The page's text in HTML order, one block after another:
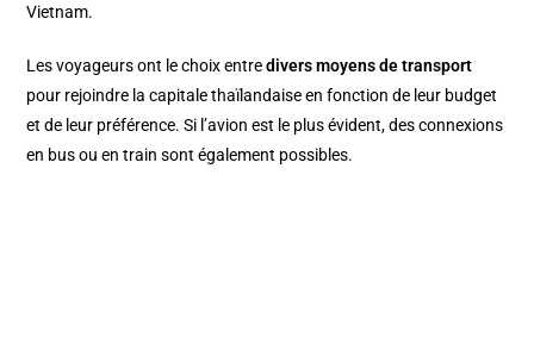
Vietnam.
Les voyageurs ont le choix entredivers moyens de transport
pour rejoindre la capitale thaïlandaise en fonction de leur budget
et de leur préférence. Si l’avion est le plus évident, des connexions
en bus ou en train sont également possibles.